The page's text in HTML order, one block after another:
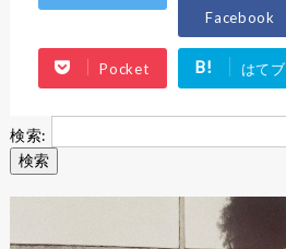
Facebook
Pocket B! はてブ
検索: